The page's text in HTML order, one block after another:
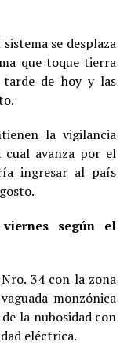
se desplaza
que toque tierra
tarde de hoy y las
la vigilancia
avanza por el
ingresar al país
según el
34 con la zona
monzónica
la nubosidad con
eléctrica.